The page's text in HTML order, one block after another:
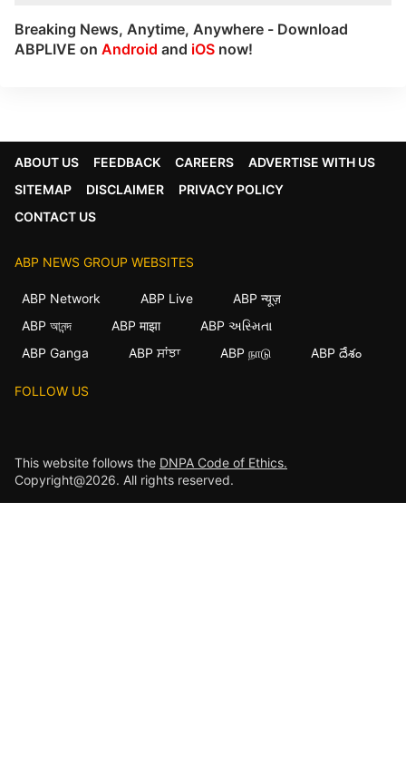
Breaking News, Anytime, Anywhere - Download
ABPLIVE on Android and iOS now!
ABOUT US FEEDBACK CAREERS
ADVERTISE WITH US
SITEMAP
DISCLAIMER
PRIVACY POLICY
CONTACT US
ABP NEWS GROUP WEBSITES
ABP Network ABP Live
ABP न्यूज़
ABP আনন্দ
ABP माझा
ABP અસ્મિતા
ABP Ganga
ABP ਸਾਂਝਾ ABP நாடு ABP దేశం
FOLLOW US
This website follows the DNPA Code of Ethics.
Copyright@2026. All rights reserved.